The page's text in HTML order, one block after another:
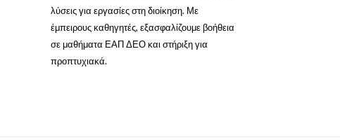
λύσεις για εργασίες στη διοίκηση. Με
έμπειρους καθηγητές, εξασφαλίζουμε βοήθεια
σε μαθήματα ΕΑΠ ΔΕΟ και στήριξη για
προπτυχιακά.